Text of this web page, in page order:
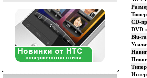
CD-
DVD-
Blu-